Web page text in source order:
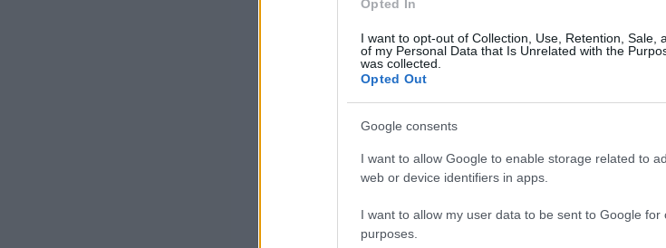
Opted In
I want to opt-out of Collection, Use, Retention, Sale,
of my Personal Data that Is Unrelated with the
was collected.
Opted Out
Google consents
I want to allow Google to enable storage related to
web or device identifiers in apps.
I want to allow my user data to be sent to Google for
purposes.
A Nemzetközi Atomenergia-
jelentősen növelte a magas
tisztaságú uránt dúsít, ami
felhasználáshoz szükséges
Áprilisban az iráni Forradalmi
hogy az Irán elleni izraeli katonai
doktrínáját.